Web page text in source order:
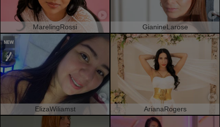
MarelingRossi GianineLarose
ElizaWiliamst ArianaRogers